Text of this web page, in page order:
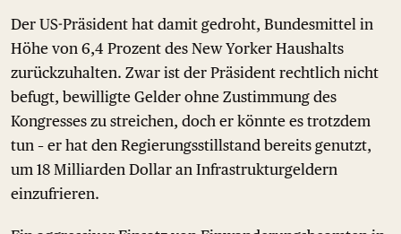
Der US-Präsident hat damit gedroht, Bundesmittel in
Höhe von 6,4 Prozent des New Yorker Haushalts
zurückzuhalten. Zwar ist der Präsident rechtlich nicht
befugt, bewilligte Gelder ohne Zustimmung des
Kongresses zu streichen, doch er könnte es trotzdem
tun – er hat den Regierungsstillstand bereits genutzt,
um 18 Milliarden Dollar an Infrastrukturgeldern
einzufrieren.